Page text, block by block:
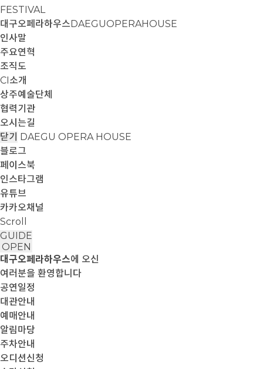
FESTIVAL
대구오페라하우스DAEGUOPERAHOUSE
인사말
주요연혁
조직도
CI소개
상주예술단체
협력기관
오시는길
닫기 DAEGU OPERA HOUSE
블로그
페이스북
인스타그램
유튜브
카카오채널
Scroll
GUIDE
OPEN
대구오페라하우스에 오신
여러분을 환영합니다
공연일정
대관안내
예매안내
알림마당
주차안내
오디션신청